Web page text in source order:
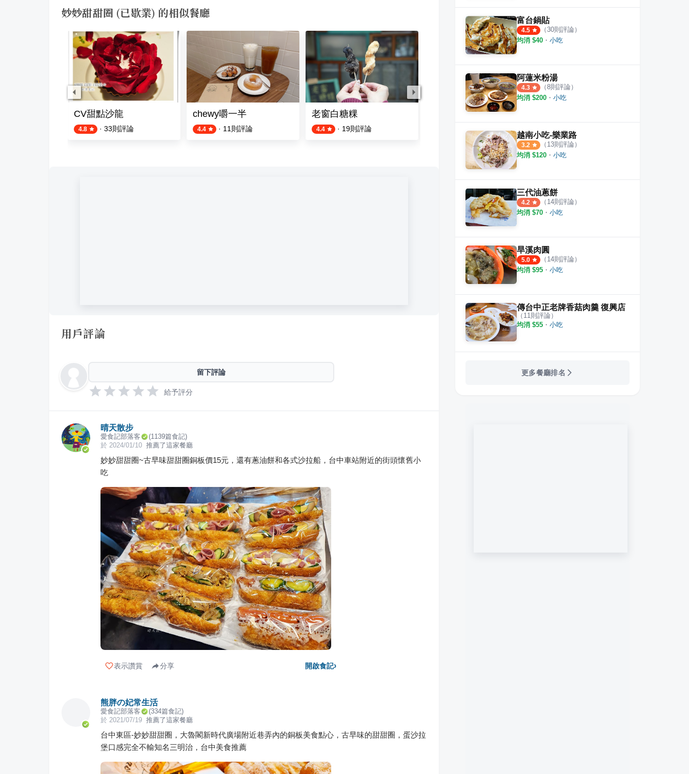
妙妙甜甜圈 (已歇業) 的相似餐廳
CV甜點沙龍
4.8 · 33則評論
chewy嚼一半
4.4 · 11 則評論
老窗白糖粿
4.4 · 19則評論
轉圈圈-現烤甜甜圈
4.7
用戶評論
留下評論
給予評分
晴天散步
愛食記部落客 (1139篇食記)
於 2024/01/10 推薦了這家餐廳
妙妙甜甜圈~古早味甜甜圈銅板價15元，還有蔥油餅和各式沙拉船，台中車站附近的街頭懷舊小
吃
表示讚賞 分享 開啟食記›
熊胖の妃常生活
愛食記部落客 (334篇食記)
於 2021/07/19 推薦了這家餐廳
台中東區-妙妙甜甜圈，大魯閣新時代廣場附近巷弄內的銅板美食點心，古早味的甜甜圈，蛋沙拉
堡口感完全不輸知名三明治，台中美食推薦
富台鍋貼
4.5 （30則評論）
均消 $40 ・ 小吃
阿蓮米粉湯
4.3 （8則評論）
均消 $200 ・ 小吃
越南小吃-樂業路
3.2 （ 13則評論）
均消 $120 ・ 小吃
三代油蔥餅
4.2 （ 14則評論）
均消 $70 ・ 小吃
旱溪肉圓
5.0 （ 14則評論）
均消 $95 ・ 小吃
傳台中正老牌香菇肉羹 復興店
（ 11 則評論）
均消 $55 ・ 小吃
更多餐廳排名